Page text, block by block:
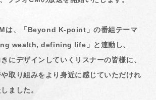
は、「Beyond K-point」の番組テーマ
wealth, defining life」と連動し、
にデザインしていくリスナーの皆様に、
取り組みをより身近に感じていただけれ
ました。